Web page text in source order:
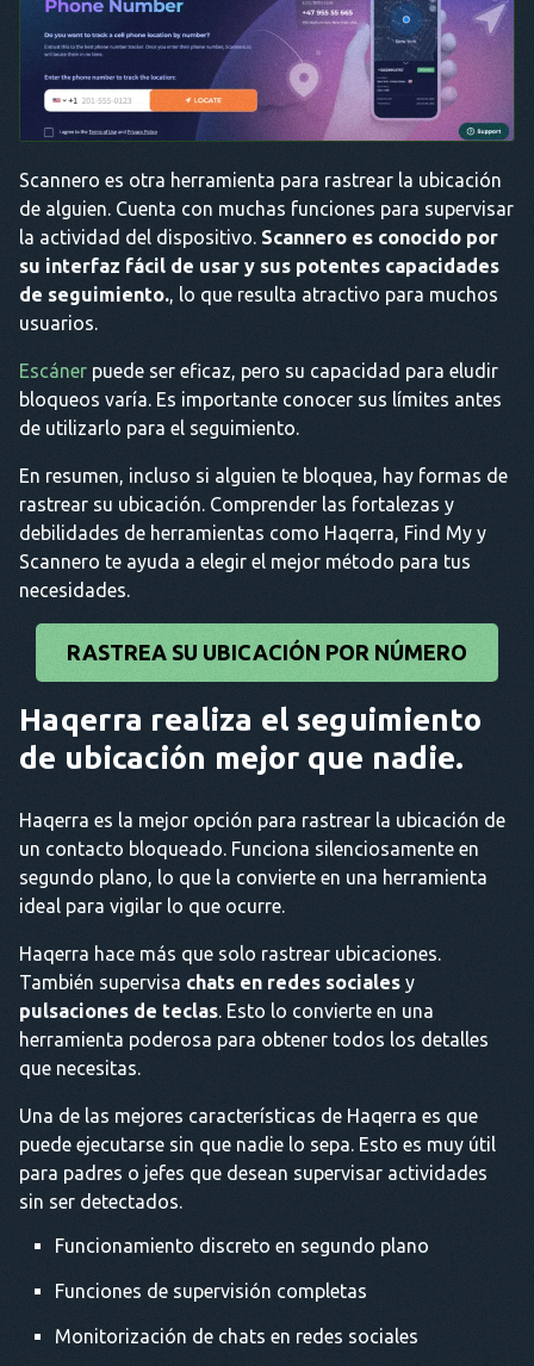
Scannero es otra herramienta para rastrear la ubicación
de alguien. Cuenta con muchas funciones para supervisar
la actividad del dispositivo. Scannero es conocido por
su interfaz fácil de usar y sus potentes capacidades
de seguimiento., lo que resulta atractivo para muchos
usuarios.
Escáner puede ser eficaz, pero su capacidad para eludir
bloqueos varía. Es importante conocer sus límites antes
de utilizarlo para el seguimiento.
En resumen, incluso si alguien te bloquea, hay formas de
rastrear su ubicación. Comprender las fortalezas y
debilidades de herramientas como Haqerra, Find My y
Scannero te ayuda a elegir el mejor método para tus
necesidades.
RASTREA SU UBICACIÓN POR NÚMERO
Haqerra realiza el seguimiento
de ubicación mejor que nadie.
Haqerra es la mejor opción para rastrear la ubicación de
un contacto bloqueado. Funciona silenciosamente en
segundo plano, lo que la convierte en una herramienta
ideal para vigilar lo que ocurre.
Haqerra hace más que solo rastrear ubicaciones.
También supervisa chats en redes sociales y
pulsaciones de teclas. Esto lo convierte en una
herramienta poderosa para obtener todos los detalles
que necesitas.
Una de las mejores características de Haqerra es que
puede ejecutarse sin que nadie lo sepa. Esto es muy útil
para padres o jefes que desean supervisar actividades
sin ser detectados.
Funcionamiento discreto en segundo plano
Funciones de supervisión completas
Monitorización de chats en redes sociales